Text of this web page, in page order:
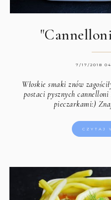
7/17/2018
Włoskie smaki znów
postaci pysznych
pieczarkami:)
CZYTAJ